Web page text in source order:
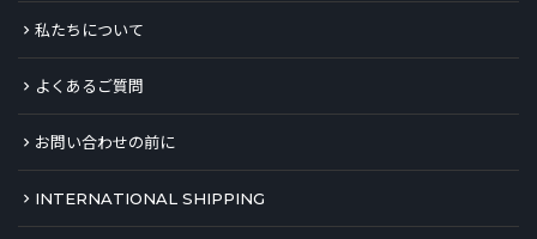
私たちについて
よくあるご質問
お問い合わせの前に
INTERNATIONAL SHIPPING